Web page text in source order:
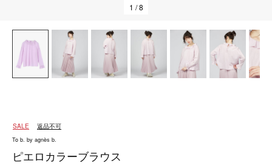
1 / 8
SALE 返品不可
To b. by agnès b.
ピエロカラーブラウス